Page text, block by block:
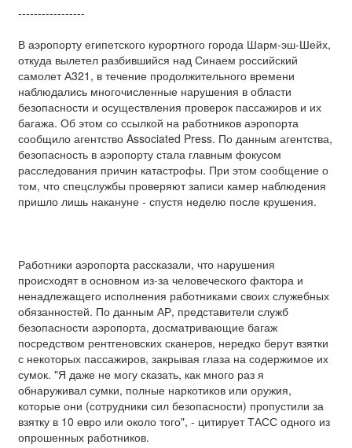
-----------------
В аэропорту египетского курортного города Шарм-эш-Шейх,
откуда вылетел разбившийся над Синаем российский
самолет А321, в течение продолжительного времени
наблюдались многочисленные нарушения в области
безопасности и осуществления проверок пассажиров и их
багажа. Об этом со ссылкой на работников аэропорта
сообщило агентство Associated Press. По данным агентства,
безопасность в аэропорту стала главным фокусом
расследования причин катастрофы. При этом сообщение о
том, что спецслужбы проверяют записи камер наблюдения
пришло лишь накануне - спустя неделю после крушения.
Работники аэропорта рассказали, что нарушения
происходят в основном из-за человеческого фактора и
ненадлежащего исполнения работниками своих служебных
обязанностей. По данным АР, представители служб
безопасности аэропорта, досматривающие багаж
посредством рентгеновских сканеров, нередко берут взятки
с некоторых пассажиров, закрывая глаза на содержимое их
сумок. "Я даже не могу сказать, как много раз я
обнаруживал сумки, полные наркотиков или оружия,
которые они (сотрудники сил безопасности) пропустили за
взятку в 10 евро или около того", - цитирует ТАСС одного из
опрошенных работников.